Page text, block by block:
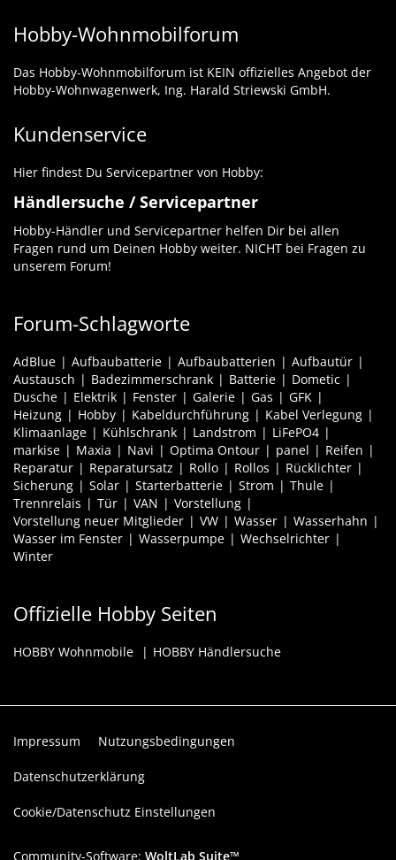
Hobby-Wohnmobilforum
Das Hobby-Wohnmobilforum ist KEIN offizielles Angebot der
Hobby-Wohnwagenwerk, Ing. Harald Striewski GmbH.
Kundenservice
Hier findest Du Servicepartner von Hobby:
Händlersuche / Servicepartner
Hobby-Händler und Servicepartner helfen Dir bei allen
Fragen rund um Deinen Hobby weiter. NICHT bei Fragen zu
unserem Forum!
Forum-Schlagworte
AdBlue Aufbaubatterie Aufbaubatterien
Aufbautür
Austausch
Badezimmerschrank Batterie
Dometic
Dusche
Elektrik Fenster Galerie Gas
GFK
Heizung
Hobby Kabeldurchführung
Kabel Verlegung
Klimaanlage
Kühlschrank Landstrom
LiFePO4
markise
Maxia Navi Optima Ontour panel
Reifen
Reparatur
Reparatursatz Rollo Rollos
Rücklichter
Sicherung
Solar Starterbatterie Strom
Thule
Trennrelais
Tür VAN
Vorstellung
Vorstellung neuer Mitglieder
VW Wasser
Wasserhahn
Wasser im Fenster
Wasserpumpe
Wechselrichter
Winter
Offizielle Hobby Seiten
HOBBY Wohnmobile HOBBY Händlersuche
Impressum Nutzungsbedingungen
Datenschutzerklärung
Cookie/Datenschutz Einstellungen
Community-Software: WoltLab Suite™